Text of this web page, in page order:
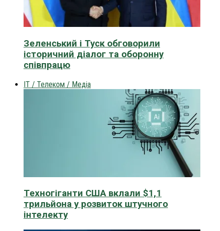
Зеленський і Туск обговорили
історичний діалог та оборонну
співпрацю
IT / Телеком / Медіа
Техногіганти США вклали $1,1
трильйона у розвиток штучного
інтелекту